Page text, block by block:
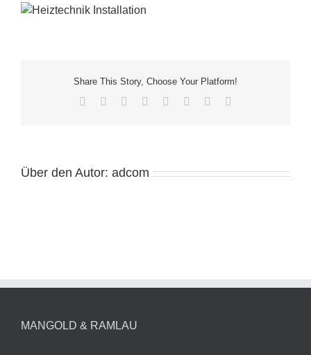
Share This Story, Choose Your Platform!
Facebook
TwitterReddit LinkedIn
TumblrPinterest
Über den Autor: adcom
MANGOLD & RAMLAU